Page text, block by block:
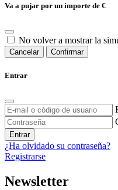
Va a pujar por un importe de €
No volver a mostrar la
Cancelar Confirmar
Entrar
Entrar
¿Ha olvidado su contraseña?
Registrarse
Newsletter